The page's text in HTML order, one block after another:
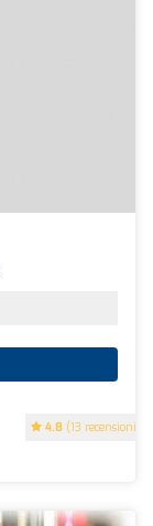
4.8 (13 recensioni)